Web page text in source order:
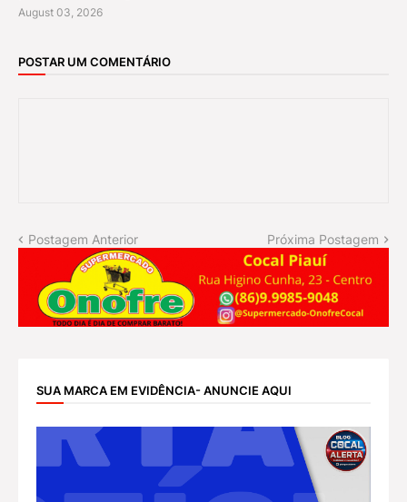
August 03, 2026
POSTAR UM COMENTÁRIO
Postagem Anterior Próxima Postagem
SUA MARCA EM EVIDÊNCIA- ANUNCIE AQUI